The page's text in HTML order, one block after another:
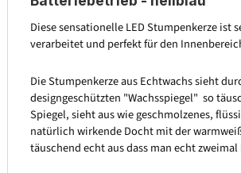
Diese sensationelle LED Stumpenkerze ist
verarbeitet und perfekt für den
Die Stumpenkerze aus Echtwachs sieht
designgeschützten "Wachsspiegel" so
Spiegel, sieht aus wie geschmolzenes,
natürlich wirkende Docht mit der
täuschend echt aus dass man echt